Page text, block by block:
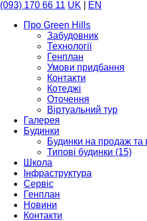
(093) 170 66 11 UK
EN
Про Green Hills
Забудовник
Технології
Генплан
Умови придбання
Контакти
Котеджі
Оточення
Віртуальний тур
Галерея
Будинки
Будинки на продаж та
Типові будинки (15)
Школа
Інфраструктура
Сервіс
Генплан
Новини
Контакти